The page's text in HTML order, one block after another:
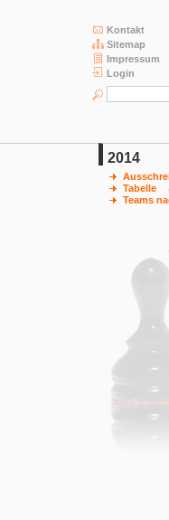
Kontakt
Sitemap
Impressum
Login
2014
Tabelle
Teams